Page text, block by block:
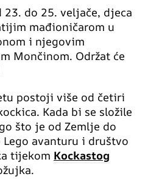
23. do 25. veljače, djeca
mađioničarom u
i njegovim
Mončinom. Održat će
postoji više od četiri
Kada bi se složile
što je od Zemlje do
avanturu i društvo
tijekom Kockastog